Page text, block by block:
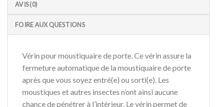
AVIS (0)
FOIRE AUX QUESTIONS
Vérin pour moustiquaire de porte. Ce vérin assure la
fermeture automatique de la moustiquaire de porte
après que vous soyez entré(e) ou sorti(e). Les
moustiques et autres insectes n’ont ainsi aucune
chance de pénétrer à l’intérieur. Le vérin permet de